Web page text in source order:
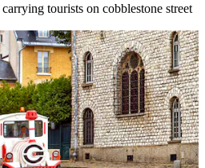
tourists on cobblestone street